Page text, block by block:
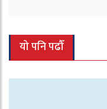
यो पनि पढौँ